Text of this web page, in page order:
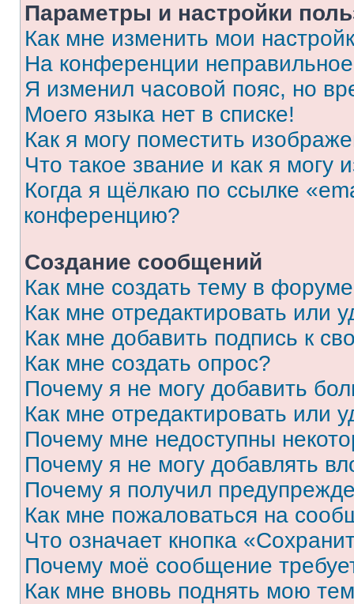
Параметры и настройки
Как мне изменить мои
На конференции
Я изменил часовой пояс, но
Моего языка нет в списке!
Как я могу поместить
Что такое звание и как я могу
Когда я щёлкаю по ссылке
конференцию?
Создание сообщений
Как мне создать тему в
Как мне отредактировать или
Как мне добавить подпись к
Как мне создать опрос?
Почему я не могу добавить
Как мне отредактировать или
Почему мне недоступны
Почему я не могу добавлять
Почему я получил
Как мне пожаловаться на
Что означает кнопка
Почему моё сообщение
Как мне вновь поднять мою